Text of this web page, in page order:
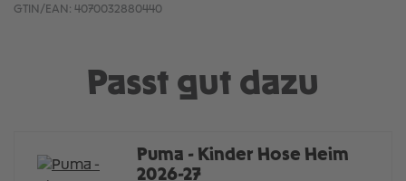
GTIN/EAN: 4070032880440
Passt gut dazu
Puma - Kinder Hose Heim
2026-27